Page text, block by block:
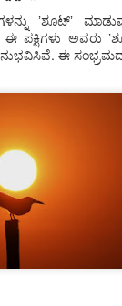
ʼಶೂಟ್‌ʼ
ಈ ಪಕ್ಷಿಗಳು ಅವರು ʼ
ಈ